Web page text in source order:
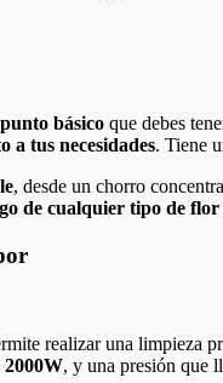
básico que debes
a tus necesidades. Tiene
, desde un chorro
de cualquier tipo de flor
realizar una limpieza
2000W, y una presión que